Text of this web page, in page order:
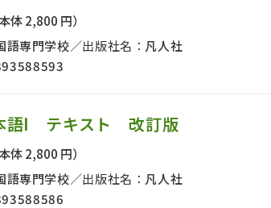
本体 2,800 円）
語専門学校 出版社名： 凡人社
語Ⅰ テキスト 改訂版
本体 2,800 円）
語専門学校 出版社名： 凡人社